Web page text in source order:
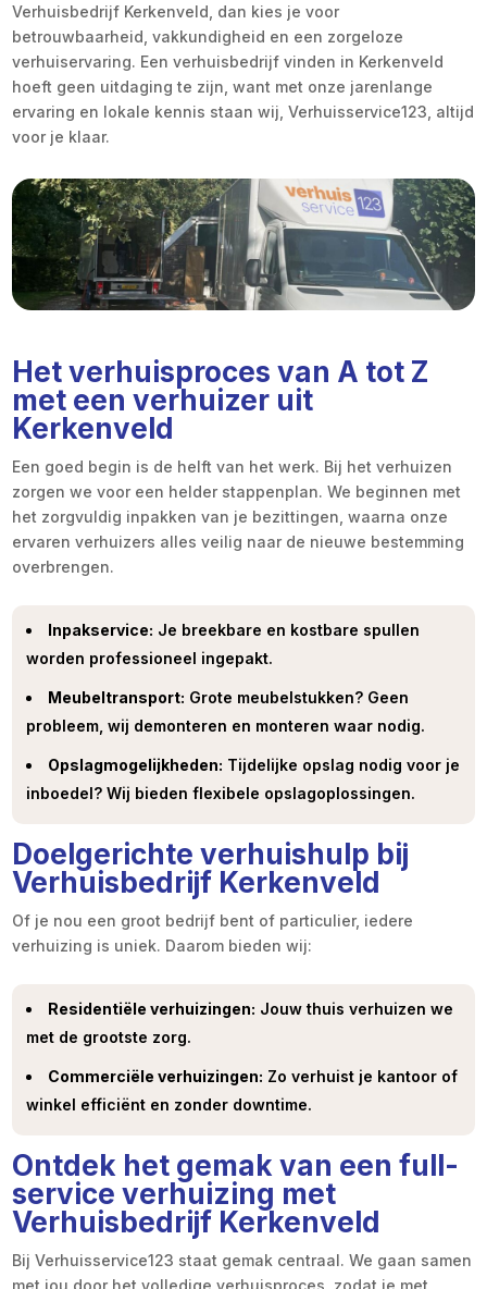
Verhuisbedrijf Kerkenveld, dan kies je voor
betrouwbaarheid, vakkundigheid en een zorgeloze
verhuiservaring. Een verhuisbedrijf vinden in Kerkenveld
hoeft geen uitdaging te zijn, want met onze jarenlange
ervaring en lokale kennis staan wij, Verhuisservice123, altijd
voor je klaar.
Het verhuisproces van A tot Z
met een verhuizer uit
Kerkenveld
Een goed begin is de helft van het werk. Bij het verhuizen
zorgen we voor een helder stappenplan. We beginnen met
het zorgvuldig inpakken van je bezittingen, waarna onze
ervaren verhuizers alles veilig naar de nieuwe bestemming
overbrengen.
Inpakservice: Je breekbare en kostbare spullen
worden professioneel ingepakt.
Meubeltransport: Grote meubelstukken? Geen
probleem, wij demonteren en monteren waar nodig.
Opslagmogelijkheden: Tijdelijke opslag nodig voor je
inboedel? Wij bieden flexibele opslagoplossingen.
Doelgerichte verhuishulp bij
Verhuisbedrijf Kerkenveld
Of je nou een groot bedrijf bent of particulier, iedere
verhuizing is uniek. Daarom bieden wij:
Residentiële verhuizingen: Jouw thuis verhuizen we
met de grootste zorg.
Commerciële verhuizingen: Zo verhuist je kantoor of
winkel efficiënt en zonder downtime.
Ontdek het gemak van een full-
service verhuizing met
Verhuisbedrijf Kerkenveld
Bij Verhuisservice123 staat gemak centraal. We gaan samen